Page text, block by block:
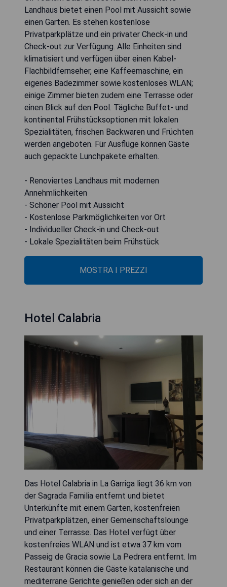
Landhaus bietet einen Pool mit Aussicht sowie
einen Garten. Es stehen kostenlose
Privatparkplätze und ein privater Check-in und
Check-out zur Verfügung. Alle Einheiten sind
klimatisiert und verfügen über einen Kabel-
Flachbildfernseher, eine Kaffeemaschine, ein
eigenes Badezimmer sowie kostenloses WLAN;
einige Zimmer bieten zudem eine Terrasse oder
einen Blick auf den Pool. Tägliche Buffet- und
kontinental Frühstücksoptionen mit lokalen
Spezialitäten, frischen Backwaren und Früchten
werden angeboten. Für Ausflüge können Gäste
auch gepackte Lunchpakete erhalten.
- Renoviertes Landhaus mit modernen
Annehmlichkeiten
- Schöner Pool mit Aussicht
- Kostenlose Parkmöglichkeiten vor Ort
- Individueller Check-in und Check-out
- Lokale Spezialitäten beim Frühstück
MOSTRA I PREZZI
Hotel Calabria
Das Hotel Calabria in La Garriga liegt 36 km von
der Sagrada Familia entfernt und bietet
Unterkünfte mit einem Garten, kostenfreien
Privatparkplätzen, einer Gemeinschaftslounge
und einer Terrasse. Das Hotel verfügt über
kostenfreies WLAN und ist etwa 37 km vom
Passeig de Gracia sowie La Pedrera entfernt. Im
Restaurant können die Gäste katalanische und
mediterrane Gerichte genießen oder sich an der